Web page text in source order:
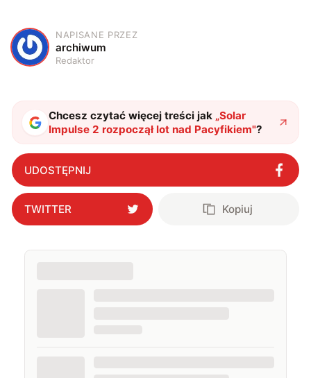
A
NAPISANE PRZEZ
archiwum
Redaktor
Chcesz czytać więcej treści jak „Solar
Impulse 2 rozpoczął lot nad Pacyfikiem"?
UDOSTĘPNIJ
TWITTER Kopiuj